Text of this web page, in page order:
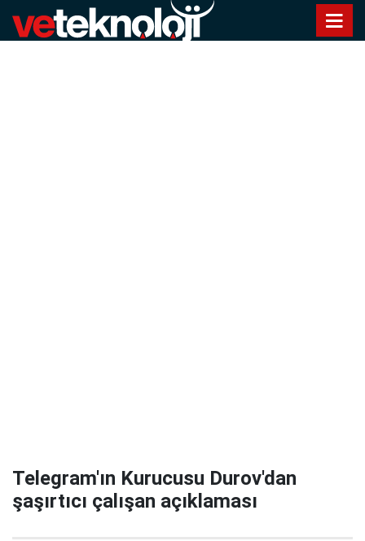
Telegram'ın Kurucusu Durov'dan
şaşırtıcı çalışan açıklaması